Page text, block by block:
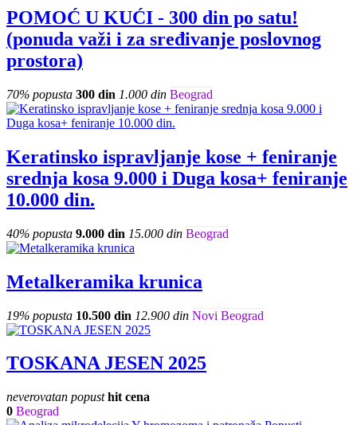
POMOĆ U KUĆI - 300 din po satu!
(ponuda važi i za sređivanje poslovnog
prostora)
70% popusta 300 din 1.000 din Beograd
Keratinsko ispravljanje kose + feniranje
srednja kosa 9.000 i Duga kosa+ feniranje
10.000 din.
40% popusta 9.000 din 15.000 din Beograd
Metalkeramika krunica
19% popusta 10.500 din 12.900 din Novi Beograd
TOSKANA JESEN 2025
neverovatan popust hit cena
0 Beograd